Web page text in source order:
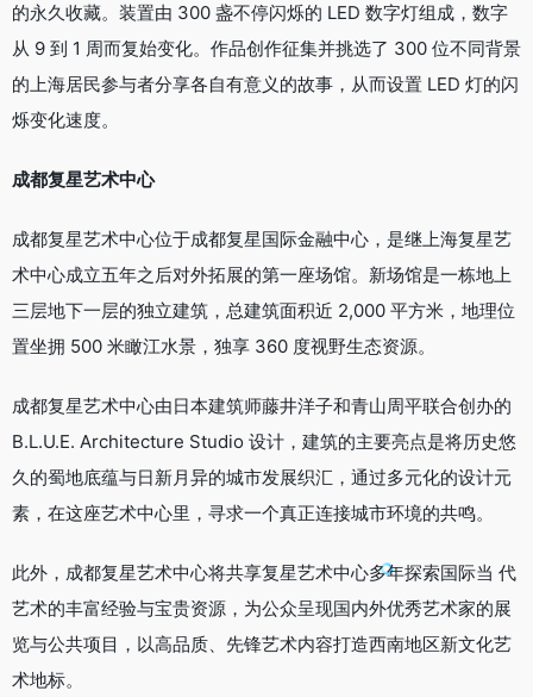
的永久收藏。装置由 300 盏不停闪烁的 LED 数字灯组成，数字
从 9 到 1 周而复始变化。作品创作征集并挑选了 300 位不同背景
的上海居民参与者分享各自有意义的故事，从而设置 LED 灯的闪
烁变化速度。
成都复星艺术中心
成都复星艺术中心位于成都复星国际金融中心，是继上海复星艺
术中心成立五年之后对外拓展的第一座场馆。新场馆是一栋地上
三层地下一层的独立建筑，总建筑面积近 2,000 平方米，地理位
置坐拥 500 米瞰江水景，独享 360 度视野生态资源。
成都复星艺术中心由日本建筑师藤井洋子和青山周平联合创办的
B.L.U.E. Architecture Studio 设计，建筑的主要亮点是将历史悠
久的蜀地底蕴与日新月异的城市发展织汇，通过多元化的设计元
素，在这座艺术中心里，寻求一个真正连接城市环境的共鸣。
此外，成都复星艺术中心将共享复星艺术中心多年探索国际当 代
艺术的丰富经验与宝贵资源，为公众呈现国内外优秀艺术家的展
览与公共项目，以高品质、先锋艺术内容打造西南地区新文化艺
术地标。